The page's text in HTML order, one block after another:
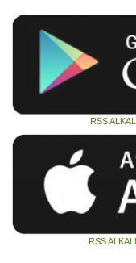
RSS
RSS